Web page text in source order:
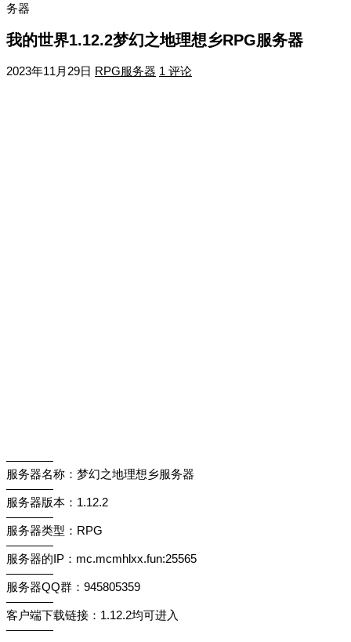
务器
我的世界1.12.2梦幻之地理想乡RPG服务器
2023年11月29日 RPG服务器 1 评论
————
服务器名称：梦幻之地理想乡服务器
————
服务器版本：1.12.2
————
服务器类型：RPG
————
服务器的IP：mc.mcmhlxx.fun:25565
————
服务器QQ群：945805359
————
客户端下载链接：1.12.2均可进入
————